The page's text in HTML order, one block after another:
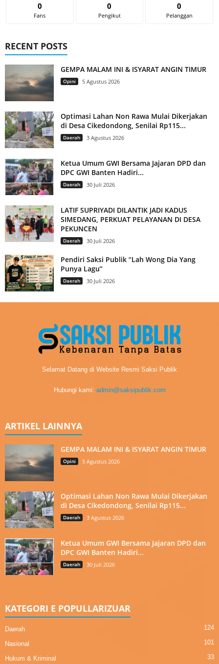
0
Fans
0
Pengikut
0
Pelanggan
RECENT POSTS
GEMPA MALAM INI & ISYARAT ANGIN TIMUR
Opini 5 Agustus 2026
Optimasi Lahan Non Rawa Mulai Dikerjakan
di Desa Cikedondong, Senilai Rp115...
Daerah 3 Agustus 2026
Ketua Umum GWI Bersama Jajaran DPD dan
DPC GWI Banten Hadiri...
Daerah 30 Juli 2026
LATIF SUPRIYADI DILANTIK JADI KADUS
SIMEDANG, PERKUAT PELAYANAN DI DESA
PEKUNCEN
Daerah 30 Juli 2026
Pendiri Saksi Publik “Lah Wong Dia Yang
Punya Lagu”
Daerah 30 Juli 2026
Selamat Datang di Website Resmi Saksi Publik
Hubungi kami: admin@saksipublik.com
ARTIKEL LAINNYA
GEMPA MALAM INI & ISYARAT ANGIN TIMUR
Opini 5 Agustus 2026
Optimasi Lahan Non Rawa Mulai Dikerjakan
di Desa Cikedondong, Senilai Rp115...
Daerah 3 Agustus 2026
Ketua Umum GWI Bersama Jajaran DPD dan
DPC GWI Banten Hadiri...
Daerah 30 Juli 2026
KATEGORI E POPULLARIZUAR
Daerah 124
Nasional 101
Hukum & Kriminal 33